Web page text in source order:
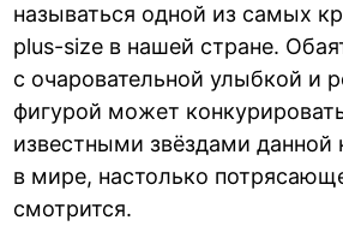
называться одной из самых
plus-size в нашей стране.
с очаровательной улыбкой и
фигурой может
известными звёздами данной
в мире, настолько
смотрится.